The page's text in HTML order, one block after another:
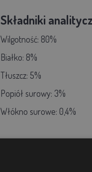
Składniki
Wilgotność: 80%
Białko: 8%
Tłuszcz: 5%
Popiół surowy: 3%
Włókno surowe: 0,4%